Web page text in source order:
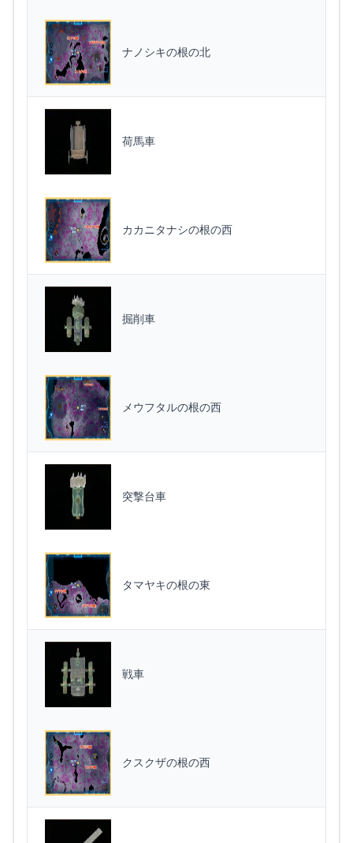
ナノシキの根の北
荷馬車
カカニタナシの根の西
掘削車
メウフタルの根の西
突撃台車
タマヤキの根の東
戦車
クスクザの根の西